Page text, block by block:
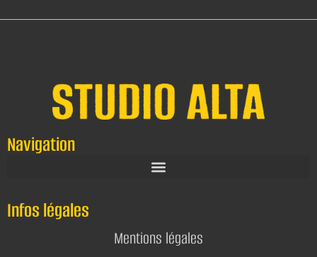
Navigation
Infos légales
Mentions légales